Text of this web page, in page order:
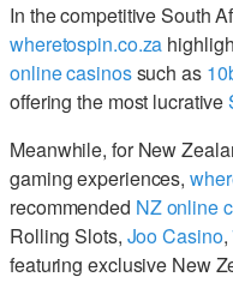
In the competitive South
wheretospin.co.za
online casinossuch as
offering the most lucrative
Meanwhile, for New
gaming experiences,
recommended NZ online
Rolling Slots, Joo Casino,
featuring exclusive New